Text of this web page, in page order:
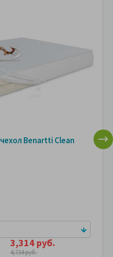
Benartti Clean
3,314 руб.
4,734 руб.